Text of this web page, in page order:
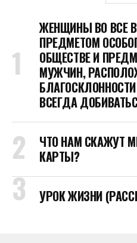
ЖЕНЩИНЫ ВО ВСЕ
ПРЕДМЕТОМ
ОБЩЕСТВЕ И
МУЖЧИН,
ВСЕГДА
ЧТО НАМ СКАЖУТ
КАРТЫ?
УРОК ЖИЗНИ